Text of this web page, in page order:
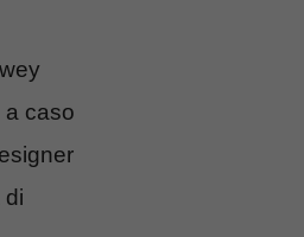
a caso
di